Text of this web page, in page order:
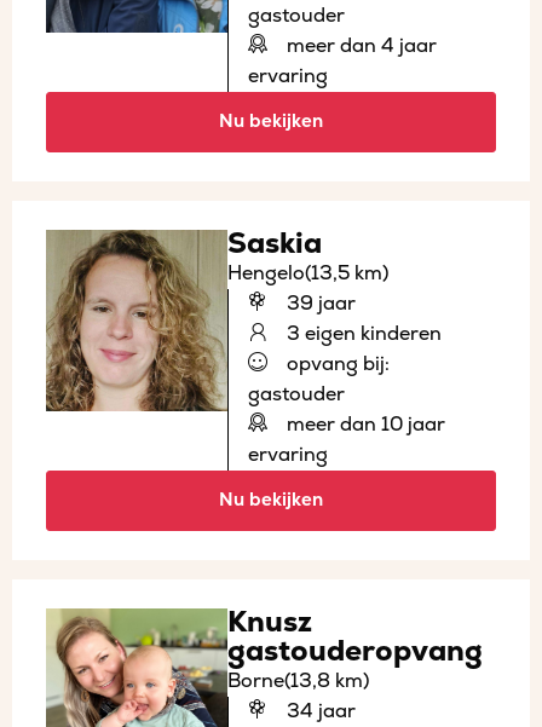
gastouder
meer dan 4 jaar
ervaring
Nu bekijken
Saskia
Hengelo(13,5 km)
39 jaar
3 eigen kinderen
opvang bij:
gastouder
meer dan 10 jaar
ervaring
Nu bekijken
Knusz
gastouderopvang
Borne(13,8 km)
34 jaar